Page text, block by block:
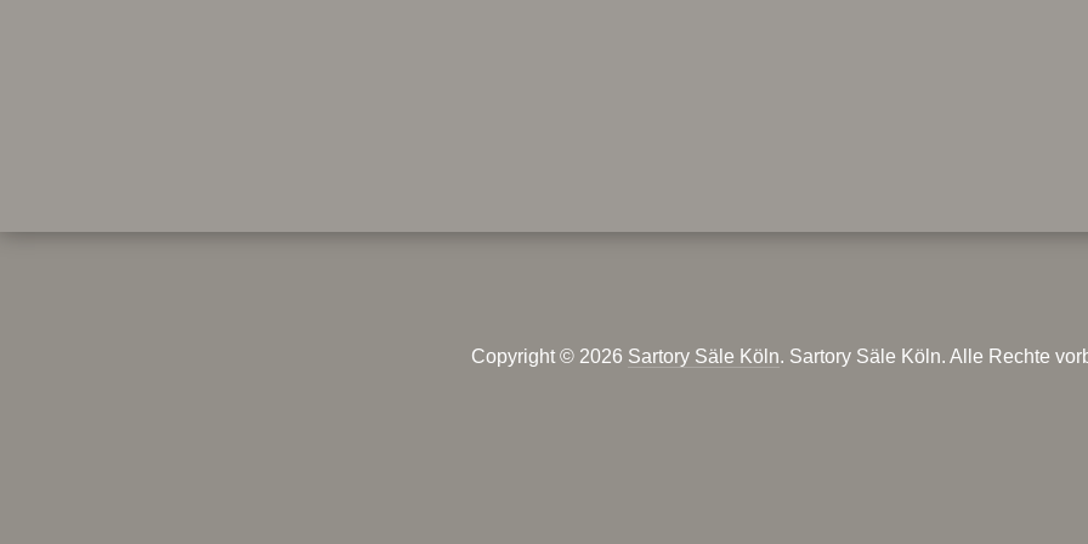
Copyright © 2026 Sartory Säle Köln. Sartory Säle Köln. Alle Rechte